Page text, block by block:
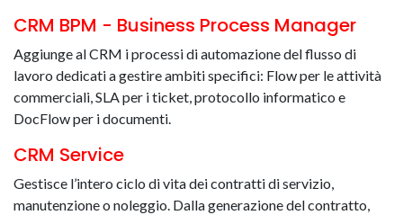
CRM BPM - Business Process Manager
Aggiunge al CRM i processi di automazione del flusso di
lavoro dedicati a gestire ambiti specifici: Flow per le attività
commerciali, SLA per i ticket, protocollo informatico e
DocFlow per i documenti.
CRM Service
Gestisce l’intero ciclo di vita dei contratti di servizio,
manutenzione o noleggio. Dalla generazione del contratto,